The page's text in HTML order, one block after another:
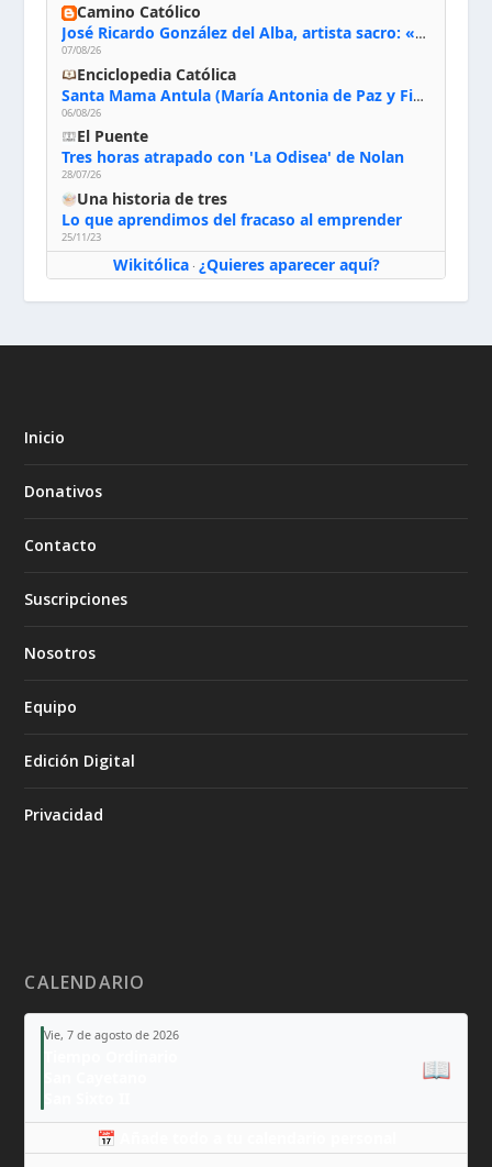
Camino Católico
José Ricardo González del Alba, artista sacro: «Yo oro, hablo con Dios, le pido al Espíritu Santo su inspiración y siempre pinto rezando el rosario para que sea Él quien actúe a través de mis manos»
07/08/26
Enciclopedia Católica
Santa Mama Antula (María Antonia de Paz y Figueroa)
06/08/26
El Puente
Tres horas atrapado con 'La Odisea' de Nolan
28/07/26
Una historia de tres
Lo que aprendimos del fracaso al emprender
25/11/23
Wikitólica· ¿Quieres aparecer aquí?
Inicio
Donativos
Contacto
Suscripciones
Nosotros
Equipo
Edición Digital
Privacidad
CALENDARIO
Vie, 7 de agosto de 2026
📖
📅 Añade todo a tu calendario personal